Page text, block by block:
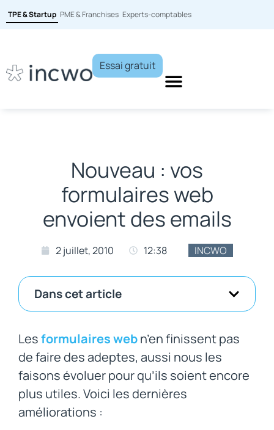
TPE & Startup PME & Franchises Experts-comptables
Essai gratuit
Nouveau : vos
formulaires web
envoient des emails
2 juillet, 2010 12:38 INCWO
Dans cet article
Lesformulaires webn’en finissent pas
de faire des adeptes, aussi nous les
faisons évoluer pour qu’ils soient encore
plus utiles. Voici les dernières
améliorations :